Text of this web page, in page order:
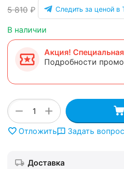
5 810 ₽ Следить за ценой в
В наличии
Акция!
Подробности
+
−
Отложить Задать вопрос
Доставка